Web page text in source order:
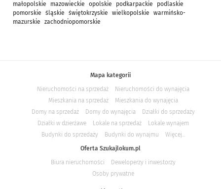
małopolskie
mazowieckie opolskie podkarpackie
podlaskie
pomorskie
śląskie świętokrzyskie wielkopolskie
warmińsko-
mazurskie
zachodniopomorskie
Mapa kategorii
Nieruchomości na sprzedaż
Nieruchomości do wynajęcia
Mieszkania na sprzedaż
Mieszkania do wynajęcia
Domy na sprzedaż
Domy do wynajęcia
Działki do sprzedaży
Działki w dzierżawe
Lokale na sprzedaż
Lokale wynajem
Budynki do sprzedaży
Budynki do wynajmu
Więcej...
Oferta Szukajlokum.pl
Biura nieruchomości
Deweloperzy i inwestorzy
Osoby prywatne